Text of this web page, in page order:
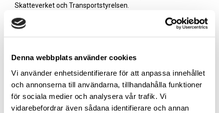
Denna webbplats använder cookies
Vi använder enhetsidentifierare för att anpassa innehållet
och annonserna till användarna, tillhandahålla funktioner
för sociala medier och analysera vår trafik. Vi
vidarebefordrar även sådana identifierare och annan
Skatteverket och Transportstyrelsen.
Tjörn runt – 60 år med stil och
glädje!
Det är med glädje och förväntan som vi
Tjörn Runt. Lördagen den 19 augusti går
startskottet och årets segeltävling samlar
olympiamästare och familjeseglare i en
spännande kamp på samma bana under